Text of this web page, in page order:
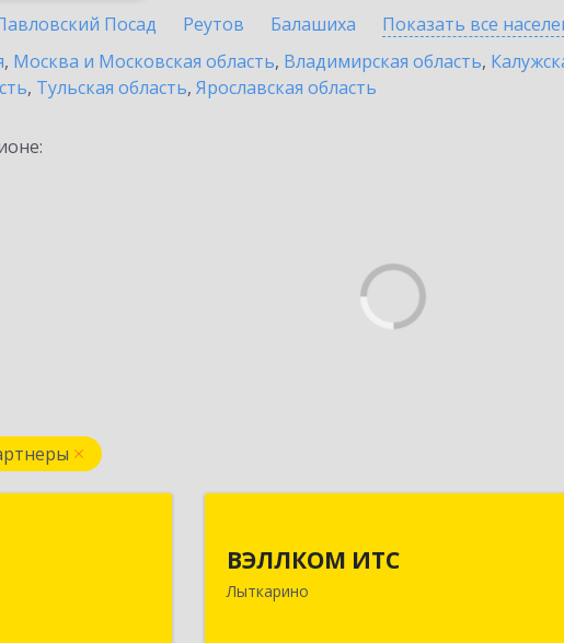
Посад Реутов Балашиха Показать все
, Москва и Московская область, Владимирская область,
, Тульская область, Ярославская область
ВЭЛЛКОМ ИТС
Лыткарино
г.о., Лыткарино г, Первомайская ул,